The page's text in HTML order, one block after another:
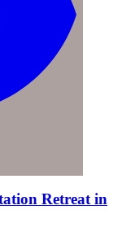
Retreat in